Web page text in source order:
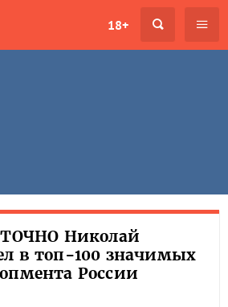
18+
ТОЧНО Николай
в топ-100 значимых
России